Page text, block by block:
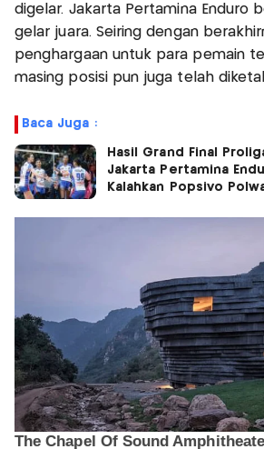
digelar. Jakarta Pertamina Enduro
gelar juara. Seiring dengan
penghargaan untuk para pemain
masing posisi pun juga telah
Baca Juga :
Hasil Grand Final
Jakarta Pertamina
Kalahkan Popsivo